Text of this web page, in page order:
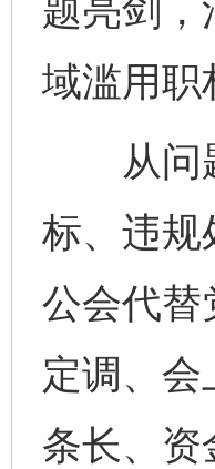
题亮剑，
域滥用职
从问题
标、违规
公会代替
定调、
条长、资